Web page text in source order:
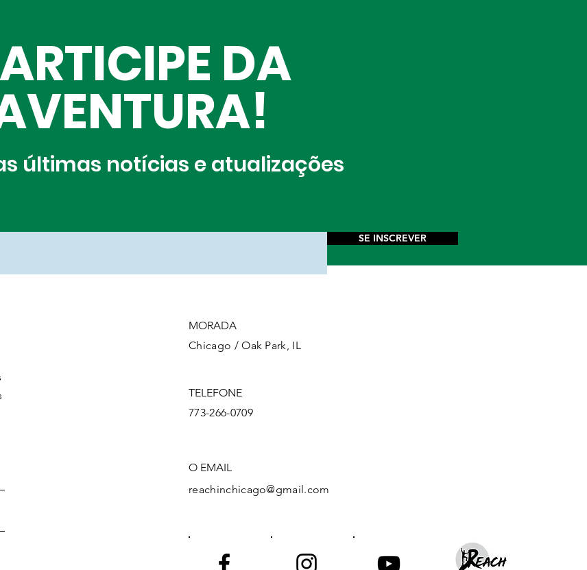
DA
últimas notícias e atualizações
SE INSCREVER
MORADA
Chicago / Oak Park, IL
TELEFONE
773-266-0709
O EMAIL
reachinchicago@gmail.com